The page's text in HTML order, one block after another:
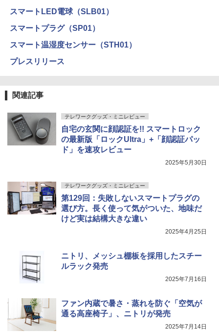
スマートLED電球（SLB01）
スマートプラグ（SP01）
スマート温湿度センサー（STH01）
プレスリリース
関連記事
テレワークグッズ・ミニレビュー
自宅の玄関に顔認証を!! スマートロック
の最新版「ロックUltra」+「顔認証パッ
ド」を速攻レビュー
2025年5月30日
テレワークグッズ・ミニレビュー
第129回：失敗しないスマートプラグの
選び方。長く使って気がついた、地味だ
けど実は結構大きな違い
2025年4月25日
ニトリ、メッシュ棚板を採用したスチー
ルラック発売
2025年7月16日
ファン内蔵で暑さ・蒸れを防ぐ「空気が
通る高座椅子」、ニトリが発売
2025年7月14日